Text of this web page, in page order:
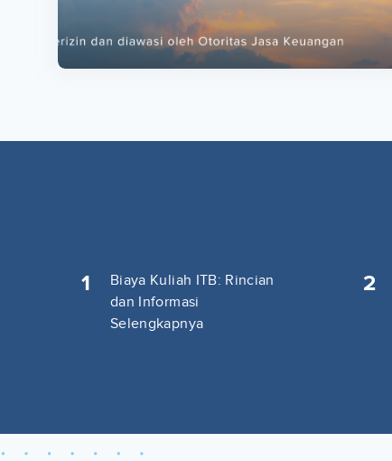
1
Biaya Kuliah ITB: Rincian
dan Informasi
Selengkapnya
2